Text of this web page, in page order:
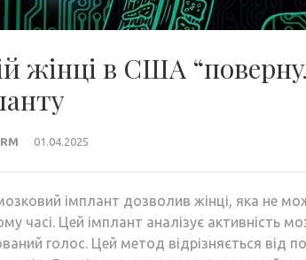
жінці в США
01.04.2025
імплант дозволив жінці, яка не
часі. Цей імплант аналізує активність
голос. Цей метод відрізняється